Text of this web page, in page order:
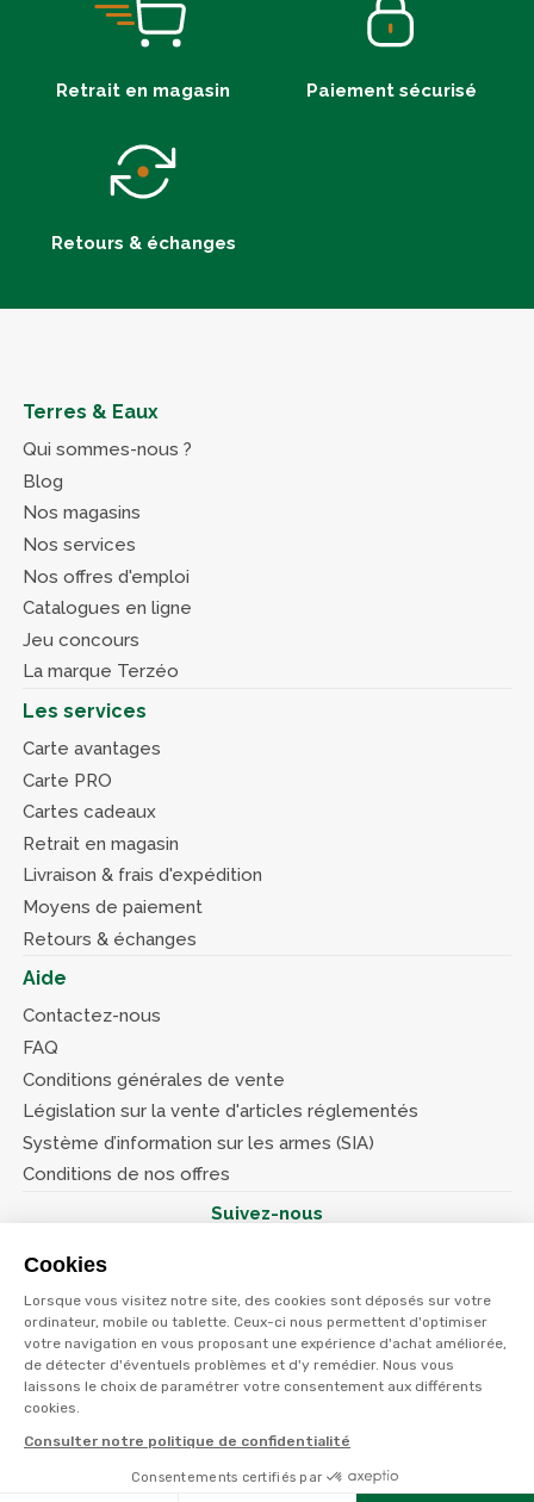
Cookies
Lorsque vous visitez notre site, des cookies sont déposés sur votre
ordinateur, mobile ou tablette. Ceux-ci nous permettent d'optimiser
votre navigation en vous proposant une expérience d'achat améliorée,
de détecter d'éventuels problèmes et d'y remédier. Nous vous
laissons le choix de paramétrer votre consentement aux différents
cookies.
Consulter notre politique de confidentialité
Consentements certifiés par
Retrait en magasin Paiement sécurisé
Retours & échanges
Terres & Eaux
Qui sommes-nous ?
Blog
Nos magasins
Nos services
Nos offres d'emploi
Catalogues en ligne
Jeu concours
La marque Terzéo
Les services
Carte avantages
Carte PRO
Cartes cadeaux
Retrait en magasin
Livraison & frais d'expédition
Moyens de paiement
Retours & échanges
Aide
Contactez-nous
FAQ
Conditions générales de vente
Législation sur la vente d'articles réglementés
Système d’information sur les armes (SIA)
Conditions de nos offres
Suivez-nous
© Terres et eaux 2026
Politique de confidentialité
Mentions légales
CGV